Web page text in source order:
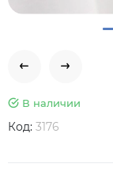
В наличии
Код: 3176